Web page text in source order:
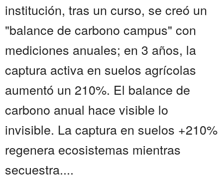
institución, tras un curso, se creó un
"balance de carbono campus" con
mediciones anuales; en 3 años, la
captura activa en suelos agrícolas
aumentó un 210%. El balance de
carbono anual hace visible lo
invisible. La captura en suelos +210%
regenera ecosistemas mientras
secuestra....